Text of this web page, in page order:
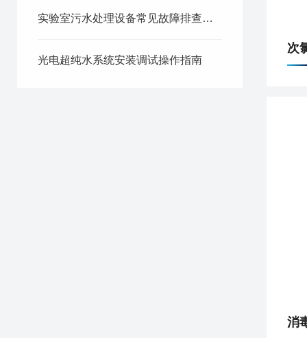
实验室污水处理设备常见故障排查与维护保养
光电超纯水系统安装调试操作指南
次
消